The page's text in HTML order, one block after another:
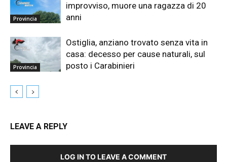
Provincia
improvviso, muore una ragazza di 20
anni
Provincia
Ostiglia, anziano trovato senza vita in
casa: decesso per cause naturali, sul
posto i Carabinieri
LEAVE A REPLY
LOG IN TO LEAVE A COMMENT